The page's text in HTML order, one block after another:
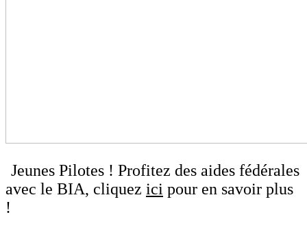
Jeunes Pilotes ! Profitez des aides fédérales
avec le BIA, cliquez ici pour en savoir plus
!